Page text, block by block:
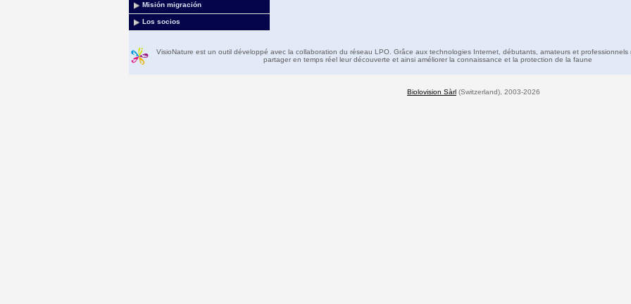
Misión migración
Los socios
VisioNature est un outil développé avec la collaboration du réseau LPO. Grâce aux technologies Internet, débutants, amateurs et professionnels
partager en temps réel leur découverte et ainsi améliorer la connaissance et la protection de la faune
Biolovision Sàrl (Switzerland), 2003-2026